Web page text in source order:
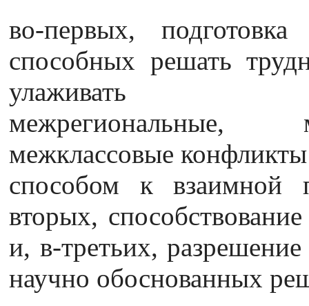
во-первых, подготовка
способных решать
улаживать
межрегиональные,
межклассовые
способом к взаимной
вторых,
и, в-третьих,
научно обоснованных